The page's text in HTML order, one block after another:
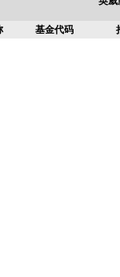
基金代码